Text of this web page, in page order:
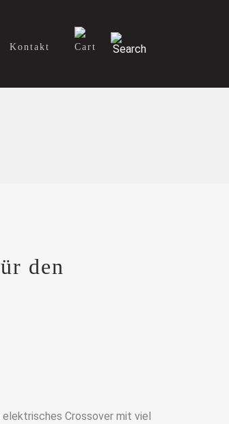
Kontakt
den
Crossover mit viel